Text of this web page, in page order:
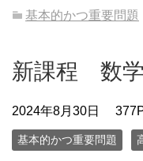
基本的かつ重要問題
新課程 数
2024年8月30日
基本的かつ重要問題